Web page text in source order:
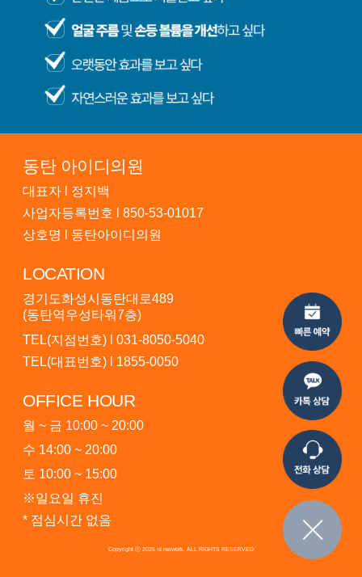
동탄 아이디의원
대표자 l 정지백
사업자등록번호 l 850-53-01017
상호명 l 동탄아이디의원
LOCATION
경기도화성시동탄대로489
(동탄역우성타워7층)
TEL(지점번호) l 031-8050-5040
TEL(대표번호) l 1855-0050
OFFICE HOUR
월 ~ 금 10:00 ~ 20:00
수 14:00 ~ 20:00
토 10:00 ~ 15:00
※일요일 휴진
* 점심시간 없음
Copyright ⓒ 2025 id network. ALL RIGHTS RESERVED